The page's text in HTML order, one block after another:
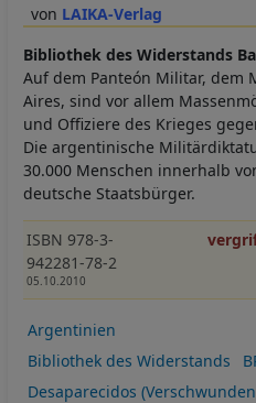
LAIKA-Verlag
Bibliothek des Widerstands
Auf dem Panteón Militar, dem
Aires, sind vor allem
und Offiziere des Krieges
Die argentinische
30.000 Menschen innerhalb
deutsche Staatsbürger.
ISBN 978-3-
942281-78-2
05.10.2010
Argentinien
Bibliothek des Widerstands
Desaparecidos